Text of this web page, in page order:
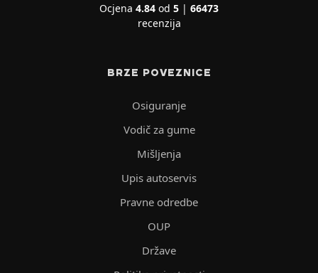
Ocjena 4.84 od 5 | 66473
recenzija
BRZE POVEZNICE
Osiguranje
Vodič za gume
Mišljenja
Upis autoservis
Pravne odredbe
OUP
Države